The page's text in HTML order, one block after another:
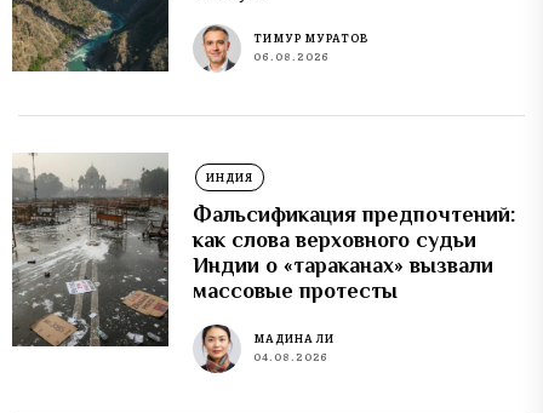
ТИМУР МУРАТОВ
06.08.2026
ИНДИЯ
Фальсификация предпочтений:
как слова верховного судьи
Индии о «тараканах» вызвали
массовые протесты
МАДИНА ЛИ
04.08.2026